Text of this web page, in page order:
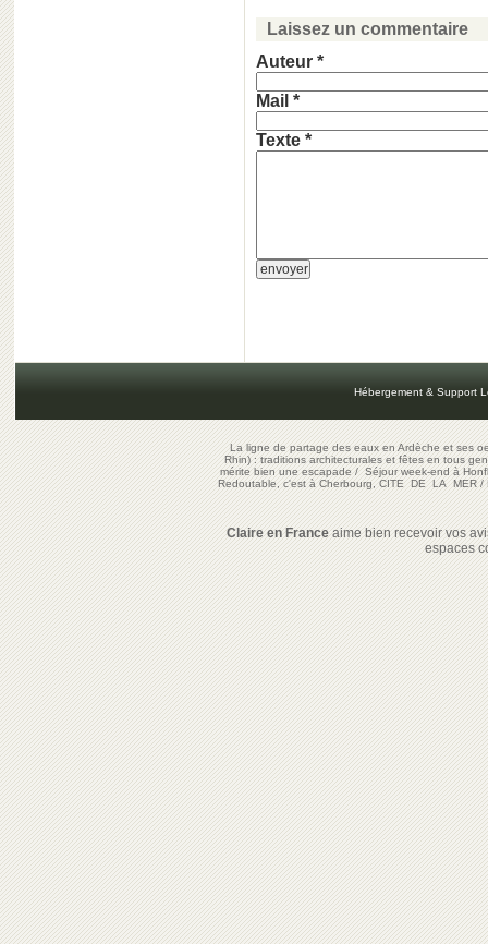
Laissez un commentaire
Auteur *
Mail *
Texte *
Hébergement & Support
La ligne de partage des eaux en Ardèche et ses
Rhin) : traditions architecturales et fêtes en tous
mérite bien une escapade/Séjour week-end à
Redoutable, c'est à Cherbourg, CITE DE LA MER/
Claire en Franceaime bien recevoir vos
espaces